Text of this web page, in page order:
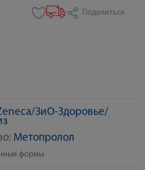
ЗиО-Здоровье/
Метопролол
формы
Поделиться